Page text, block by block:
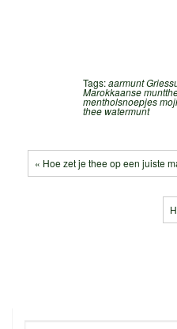
Tags:aarmunt
Marokkaanse
mentholsnoepjes
theewatermunt
« Hoe zet je thee op een juiste